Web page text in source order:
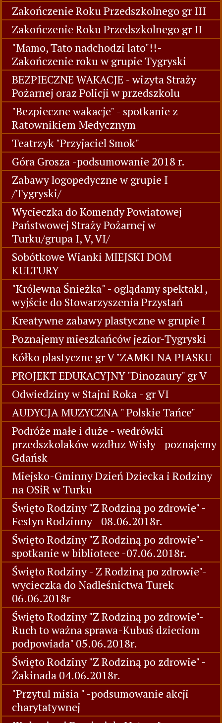
Zakończenie Roku Przedszkolnego gr III
Zakończenie Roku Przedszkolnego gr II
"Mamo, Tato nadchodzi lato"!!-
Zakończenie roku w grupie Tygryski
BEZPIECZNE WAKACJE - wizyta Straży
Pożarnej oraz Policji w przedszkolu
"Bezpieczne wakacje" - spotkanie z
Ratownikiem Medycznym
Teatrzyk "Przyjaciel Smok"
Góra Grosza -podsumowanie 2018 r.
Zabawy logopedyczne w grupie I
/Tygryski/
Wycieczka do Komendy Powiatowej
Państwowej Straży Pożarnej w
Turku/grupa I, V, VI/
Sobótkowe Wianki MIEJSKI DOM
KULTURY
"Królewna Śnieżka" - oglądamy spektakl ,
wyjście do Stowarzyszenia Przystań
Kreatywne zabawy plastyczne w grupie I
Poznajemy mieszkańców jezior-Tygryski
Kółko plastyczne gr V "ZAMKI NA PIASKU
PROJEKT EDUKACYJNY "Dinozaury" gr V
Odwiedziny w Stajni Roka - gr VI
AUDYCJA MUZYCZNA " Polskie Tańce"
Podróże małe i duże - wedrówki
przedszkolaków wzdłuz Wisły - poznajemy
Gdańsk
Miejsko-Gminny Dzień Dziecka i Rodziny
na OSiR w Turku
Święto Rodziny "Z Rodziną po zdrowie" -
Festyn Rodzinny - 08.06.2018r.
Święto Rodziny "Z Rodziną po zdrowie"-
spotkanie w bibliotece -07.06.2018r.
Święto Rodziny - Z Rodziną po zdrowie"-
wycieczka do Nadleśnictwa Turek
06.06.2018r
Święto Rodziny "Z Rodziną po zdrowie"-
Ruch to ważna sprawa-Kubuś dzieciom
podpowiada" 05.06.2018r.
Święto Rodziny "Z Rodziną po zdrowie" -
Żakinada 04.06.2018r.
"Przytul misia " -podsumowanie akcji
charytatywnej